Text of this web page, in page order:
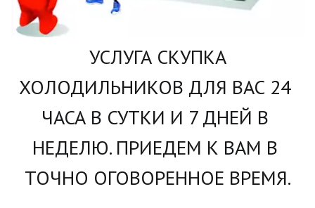
УСЛУГА СКУПКА
ХОЛОДИЛЬНИКОВ ДЛЯ ВАС 24
ЧАСА В СУТКИ И 7 ДНЕЙ В
НЕДЕЛЮ. ПРИЕДЕМ К ВАМ В
ТОЧНО ОГОВОРЕННОЕ ВРЕМЯ.